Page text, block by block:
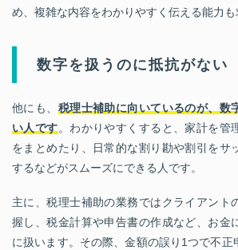
め、複雑な内容をわかりやすく伝える能力も
数字を扱うのに抵抗がない
他にも、 税理士補助に向いているのが、数
い人です。わかりやすくすると、家計を管
をまとめたり、日常的な割り勘や割引をサ
するなどがスムーズにできる人です。
主に、税理士補助の業務ではクライアント
握し、税金計算や申告書の作成など、お金
に扱います。その際、金額の誤り1つで不正